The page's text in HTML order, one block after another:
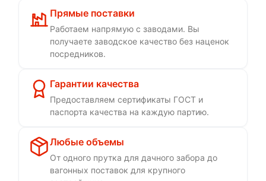
Прямые поставки
Работаем напрямую с заводами. Вы
получаете заводское качество без наценок
посредников.
Гарантии качества
Предоставляем сертификаты ГОСТ и
паспорта качества на каждую партию.
Любые объемы
От одного прутка для дачного забора до
вагонных поставок для крупного